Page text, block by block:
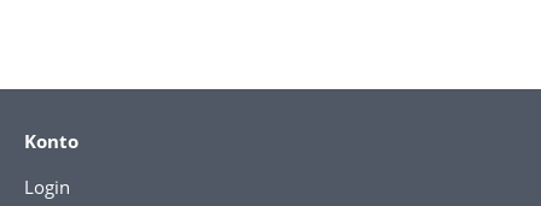
Konto
Login